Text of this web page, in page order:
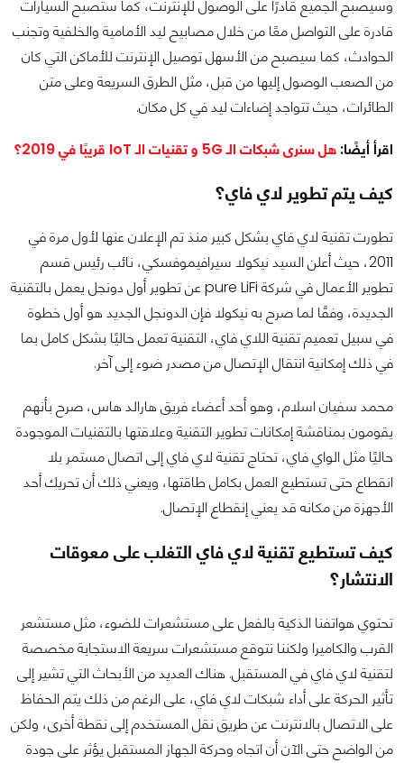
وسيصبح الجميع قادرًا على الوصول للإنترنت، كما ستصبح السيارات
قادرة على التواصل معًا من خلال مصابيح ليد الأمامية والخلفية وتجنب
الحوادث، كما سيصبح من الأسهل توصيل الإنترنت للأماكن التي كان
من الصعب الوصول إليها من قبل، مثل الطرق السريعة وعلى متن
الطائرات، حيث تتواجد إضاءات ليد في كل مكان.
اقرأ أيضًا: هل سنرى شبكات الـ 5G و تقنيات الـ IoT قريبًا في 2019؟
كيف يتم تطوير لاي فاي؟
تطورت تقنية لاي فاي بشكل كبير منذ تم الإعلان عنها لأول مرة في
2011، حيث أعلن السيد نيكولا سيرافيموفسكي، نائب رئيس قسم
تطوير الأعمال في شركة pure LiFi عن تطوير أول دونجل يعمل بالتقنية
الجديدة، وفقًا لما صرح به نيكولا فإن الدونجل الجديد هو أول خطوة
في سبيل تعميم تقنية اللاي فاي، التقنية تعمل حاليًا بشكل كامل بما
في ذلك إمكانية انتقال الإتصال من مصدر ضوء إلى آخر.
محمد سفيان اسلام، وهو أحد أعضاء فريق هارالد هاس، صرح بأنهم
يقومون بمناقشة إمكانات تطوير التقنية وعلاقتها بالتقنيات الموجودة
حاليًا مثل الواي فاي، تحتاج تقنية لاي فاي إلى اتصال مستمر بلا
انقطاع حتى تستطيع العمل بكامل طاقتها، ويعني ذلك أن تحريك أحد
الأجهزة من مكانه قد يعني إنقطاع الإتصال.
كيف تستطيع تقنية لاي فاي التغلب على معوقات
الانتشار؟
تحتوي هواتفنا الذكية بالفعل على مستشعرات للضوء، مثل مستشعر
القرب والكاميرا ولكننا نتوقع مستشعرات سريعة الاستجابة مخصصة
لتقنية لاي فاي في المستقبل. هناك العديد من الأبحاث التي تشير إلى
تأثير الحركة على أداء شبكات لاي فاي، على الرغم من ذلك يتم الحفاظ
على الاتصال بالانترنت عن طريق نقل المستخدم إلى نقطة أخرى، ولكن
من الواضح حتى الآن أن اتجاه وحركة الجهاز المستقبل يؤثر على جودة